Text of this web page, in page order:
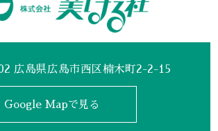
広島県広島市西区楠木町2-2-15
Google Mapで見る